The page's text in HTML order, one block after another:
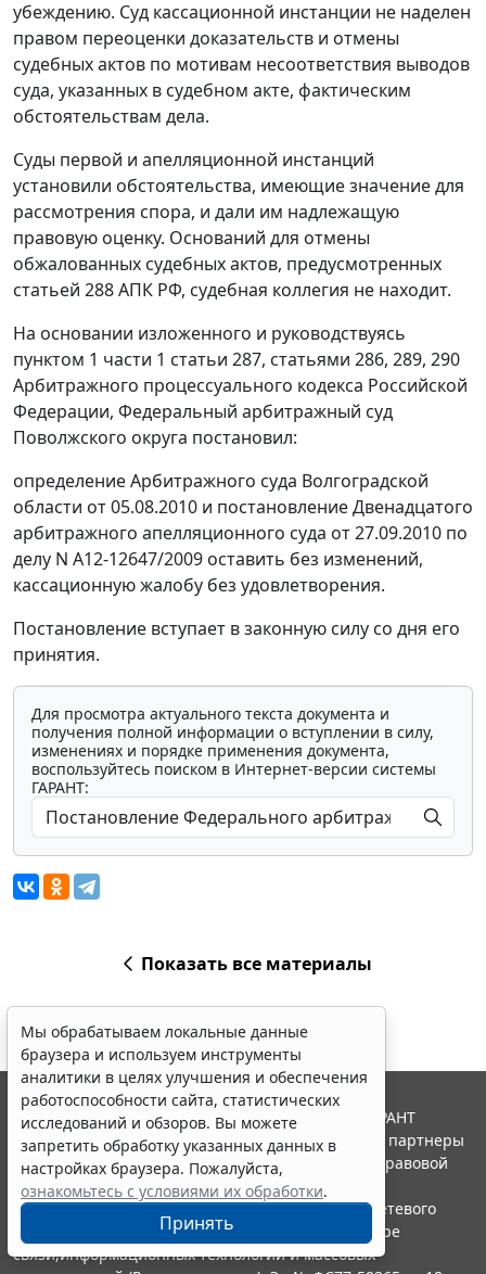
убеждению. Суд кассационной инстанции не наделен
правом переоценки доказательств и отмены
судебных актов по мотивам несоответствия выводов
суда, указанных в судебном акте, фактическим
обстоятельствам дела.
Суды первой и апелляционной инстанций
установили обстоятельства, имеющие значение для
рассмотрения спора, и дали им надлежащую
правовую оценку. Оснований для отмены
обжалованных судебных актов, предусмотренных
статьей 288АПК РФ, судебная коллегия не находит.
На основании изложенного и руководствуясь
пунктом 1 части 1 статьи 287, статьями 286, 289, 290
Арбитражного процессуального кодекса Российской
Федерации, Федеральный арбитражный суд
Поволжского округа постановил:
определение Арбитражного суда Волгоградской
области от 05.08.2010 и постановление Двенадцатого
арбитражного апелляционного суда от 27.09.2010 по
делу N А12-12647/2009 оставить без изменений,
кассационную жалобу без удовлетворения.
Постановление вступает в законную силу со дня его
принятия.
Для просмотра актуального текста документа и
получения полной информации о вступлении в силу,
изменениях и порядке применения документа,
воспользуйтесь поиском в Интернет-версии системы
ГАРАНТ:
Показать все материалы
Мы обрабатываем локальные данные
браузера и используем инструменты
аналитики в целях улучшения и обеспечения
работоспособности сайта, статистических
исследований и обзоров. Вы можете
запретить обработку указанных данных в
настройках браузера. Пожалуйста,
ознакомьтесь с условиями их обработки.
Принять
© ООО "НПП "ГАРАНТ-СЕРВИС", 2026. Система ГАРАНТ
выпускается с 1990 года. Компания "Гарант" и ее партнеры
являются участниками Российской ассоциации правовой
информации ГАРАНТ.
Портал ГАРАНТ.РУ зарегистрирован в качестве сетевого
издания Федеральной службой по надзору в сфере
связи,информационных технологий и массовых